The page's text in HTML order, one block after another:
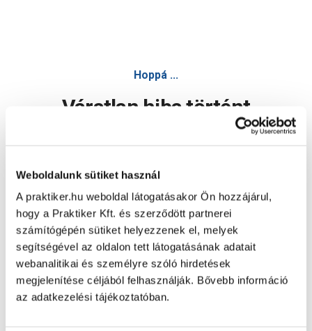
Weboldalunk sütiket használ
A praktiker.hu weboldal látogatásakor Ön hozzájárul,
hogy a Praktiker Kft. és szerződött partnerei
számítógépén sütiket helyezzenek el, melyek
segítségével az oldalon tett látogatásának adatait
webanalitikai és személyre szóló hirdetések
megjelenítése céljából felhasználják. Bővebb információ
az adatkezelési tájékoztatóban.
Hoppá ...
Váratlan hiba történt
Oldal újratöltése